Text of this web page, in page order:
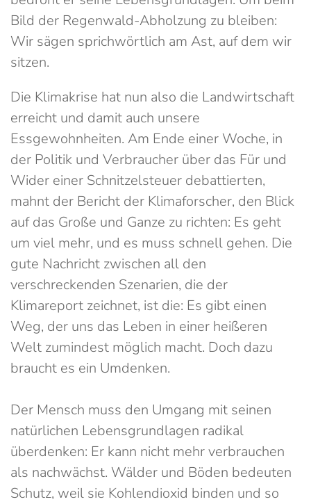
Bild der Regenwald-Abholzung zu bleiben:
Wir sägen sprichwörtlich am Ast, auf dem wir
sitzen.
Die Klimakrise hat nun also die Landwirtschaft
erreicht und damit auch unsere
Essgewohnheiten. Am Ende einer Woche, in
der Politik und Verbraucher über das Für und
Wider einer Schnitzelsteuer debattierten,
mahnt der Bericht der Klimaforscher, den Blick
auf das Große und Ganze zu richten: Es geht
um viel mehr, und es muss schnell gehen. Die
gute Nachricht zwischen all den
verschreckenden Szenarien, die der
Klimareport zeichnet, ist die: Es gibt einen
Weg, der uns das Leben in einer heißeren
Welt zumindest möglich macht. Doch dazu
braucht es ein Umdenken.
Der Mensch muss den Umgang mit seinen
natürlichen Lebensgrundlagen radikal
überdenken: Er kann nicht mehr verbrauchen
als nachwächst. Wälder und Böden bedeuten
Schutz, weil sie Kohlendioxid binden und so